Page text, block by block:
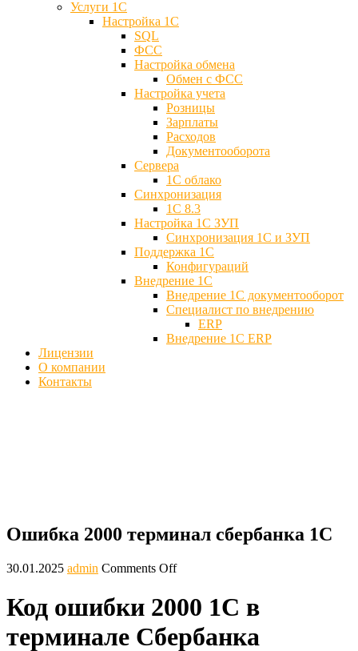
Услуги 1С
Настройка 1С
SQL
ФСС
Настройка обмена
Обмен с ФСС
Настройка учета
Розницы
Зарплаты
Расходов
Документооборота
Сервера
1С облако
Синхронизация
1С 8.3
Настройка 1С ЗУП
Синхронизация 1С и ЗУП
Поддержка 1С
Конфигураций
Внедрение 1С
Внедрение 1С документооборот
Специалист по внедрению
ERP
Внедрение 1С ERP
Лицензии
О компании
Контакты
Ошибка 2000 терминал сбербанка 1С
30.01.2025 admin Comments Off
Код ошибки 2000 1С в
терминале Сбербанка